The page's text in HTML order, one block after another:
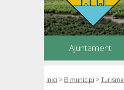
Ajuntament
Inici > El municipi >Turisme